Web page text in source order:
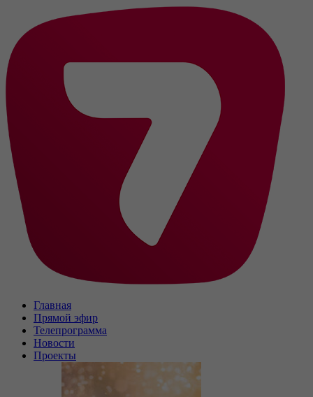
Главная
Прямой эфир
Телепрограмма
Новости
Проекты